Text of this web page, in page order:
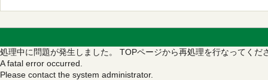
処理中に問題が発生しました。 TOPページから再処理を行なってくだ
A fatal error occurred.
Please contact the system administrator.